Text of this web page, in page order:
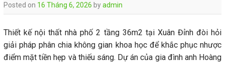
Posted on 16 Tháng 6, 2026 byadmin
Thiết kế nội thất nhà phố 2 tầng 36m2 tại Xuân Đỉnh đòi hỏi
giải pháp phân chia không gian khoa học để khắc phục nhược
điểm mặt tiền hẹp và thiếu sáng. Dự án của gia đình anh Hoàng